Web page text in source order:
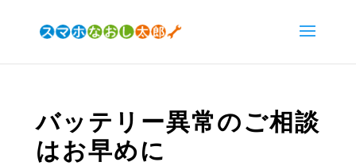
バッテリー異常のご相談
はお早めに